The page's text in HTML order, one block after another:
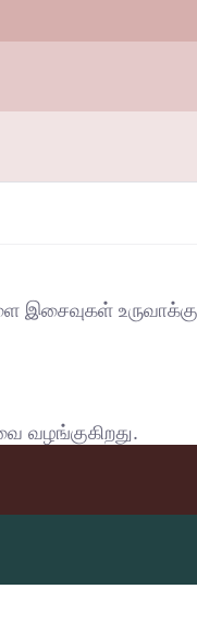
இசைவுகள்
வழங்குகிறது.